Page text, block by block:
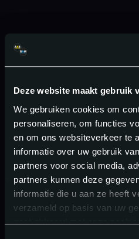
Deze website maakt gebruik
We gebruiken cookies om
personaliseren, om functies
en om ons websiteverkeer te
informatie over uw gebruik
partners voor social media,
partners kunnen deze
informatie die u aan ze heeft
verzameld op basis van uw
gaat akkoord met onze